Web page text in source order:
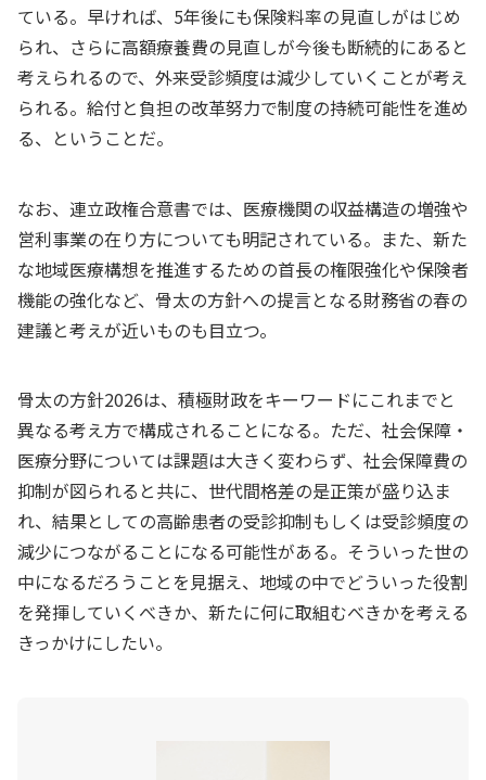
ている。早ければ、5年後にも保険料率の見直しがはじめ
られ、さらに高額療養費の見直しが今後も断続的にあると
考えられるので、外来受診頻度は減少していくことが考え
られる。給付と負担の改革努力で制度の持続可能性を進め
る、ということだ。
なお、連立政権合意書では、医療機関の収益構造の増強や
営利事業の在り方についても明記されている。また、新た
な地域医療構想を推進するための首長の権限強化や保険者
機能の強化など、骨太の方針への提言となる財務省の春の
建議と考えが近いものも目立つ。
骨太の方針2026は、積極財政をキーワードにこれまでと
異なる考え方で構成されることになる。ただ、社会保障・
医療分野については課題は大きく変わらず、社会保障費の
抑制が図られると共に、世代間格差の是正策が盛り込ま
れ、結果としての高齢患者の受診抑制もしくは受診頻度の
減少につながることになる可能性がある。そういった世の
中になるだろうことを見据え、地域の中でどういった役割
を発揮していくべきか、新たに何に取組むべきかを考える
きっかけにしたい。